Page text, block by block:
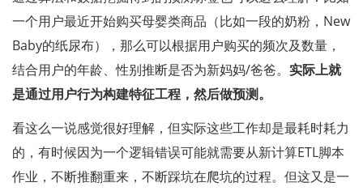
一个用户最近开始购买母婴类商品（比如一段的奶粉，New
Baby的纸尿布），那么可以根据用户购买的频次及数量，
结合用户的年龄、性别推断是否为新妈妈/爸爸。 实际上就
是通过用户行为构建特征工程，然后做预测。
看这么一说感觉很好理解，但实际这些工作却是最耗时耗力
的，有时候因为一个逻辑错误可能就需要从新计算ETL脚本
作业，不断推翻重来，不断踩坑在爬坑的过程。但这又是一